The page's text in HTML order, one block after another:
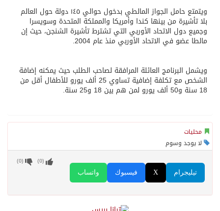
ويتمتع حامل الجواز المالطي بدخول حوالي ١٤٥ دولة حول العالم
بلا تأشيرة من بينها كندا وأمريكا والمملكة المتحدة وسويسرا
وجميع دول الاتحاد الأوربي التي تشترط تأشيرة الشنجن، حيث إن
مالطا عضو في الاتحاد الأوربي منذ عام 2004.
ويشمل البرنامج العائلة المرافقة لصاحب الطلب حيث يمكنه إضافة
الشخص مع تكلفة إضافية تساوي 25 ألف يورو للأطفال أقل من
18 سنة و50 ألف يورو لمن هم بين 18 و25 سنة.
محليات
لا يوجد وسوم
واتساب فيسبوك X تيليجرام
(
0
) (
0
)